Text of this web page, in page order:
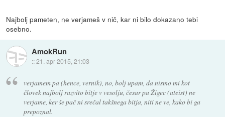
Najbolj pameten, ne verjameš v nič, kar ni bilo dokazano tebi
osebno.
AmokRun
::21. apr 2015, 21:03
verjamem pa (hence, vernik), no, bolj upam, da nismo mi kot
človek najbolj razvito bitje v vesolju, česar pa Žigec (ateist) ne
verjame, ker še pač ni srečal takšnega bitja, niti ne ve, kako bi ga
prepoznal.